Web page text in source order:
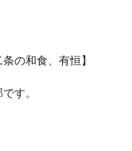
の和食、有恒】
す。